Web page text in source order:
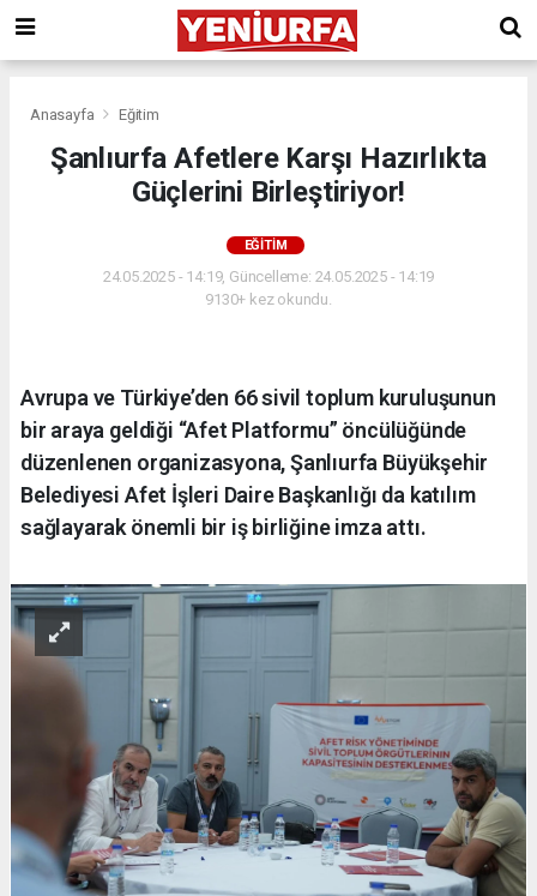
Anasayfa Eğitim
Şanlıurfa Afetlere Karşı Hazırlıkta
Güçlerini Birleştiriyor!
EĞITIM
24.05.2025 - 14:19, Güncelleme: 24.05.2025 - 14:19
9130+ kez okundu.
Avrupa ve Türkiye’den 66 sivil toplum kuruluşunun
bir araya geldiği “Afet Platformu” öncülüğünde
düzenlenen organizasyona, Şanlıurfa Büyükşehir
Belediyesi Afet İşleri Daire Başkanlığı da katılım
sağlayarak önemli bir iş birliğine imza attı.